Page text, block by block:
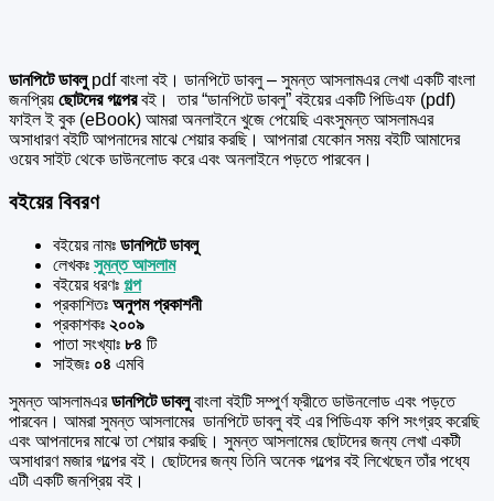
ডানপিটে ডাবলুpdf বাংলা বই। ডানপিটে ডাবলু – সুমন্ত আসলামএর লেখা একটি বাংলা
জনপ্রিয় ছোটদের গল্পেরবই।
তার “ডানপিটে ডাবলু” বইয়ের একটি পিডিএফ (pdf)
ফাইল ই বুক (eBook) আমরা অনলাইনে খুজে পেয়েছি এবংসুমন্ত আসলামএর
অসাধারণ বইটি আপনাদের মাঝে শেয়ার করছি। আপনারা যেকোন সময় বইটি আমাদের
ওয়েব সাইট থেকে ডাউনলোড করে এবং অনলাইনে পড়তে পারবেন।
বইয়ের বিবরণ
বইয়ের নামঃ ডানপিটে ডাবলু
লেখকঃ সুমন্ত আসলাম
বইয়ের ধরণঃ গল্প
প্রকাশিতঃ অনুপম প্রকাশনী
প্রকাশকঃ ২০০৯
পাতা সংখ্যাঃ ৮৪ টি
সাইজঃ ০৪ এমবি
সুমন্ত আসলামএরডানপিটে ডাবলুবাংলা বইটি সম্পুর্ণ ফ্রীতে ডাউনলোড এবং পড়তে
পারবেন। আমরা সুমন্ত আসলামের ডানপিটে ডাবলু বই এর পিডিএফ কপি সংগ্রহ করেছি
এবং আপনাদের মাঝে তা শেয়ার করছি। সুমন্ত আসলামের ছোটদের জন্য লেখা একটী
অসাধারণ মজার গল্পের বই। ছোটদের জন্য তিনি অনেক গল্পের বই লিখেছেন তাঁর পধ্যে
এটী একটি জনপ্রিয় বই।